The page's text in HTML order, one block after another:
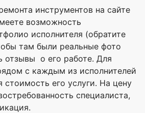
инструментов на сайте
возможность
исполнителя (обратите
там были реальные фото
отзывы о его работе. Для
с каждым из исполнителей
стоимость его услуги. На цену
специалиста,